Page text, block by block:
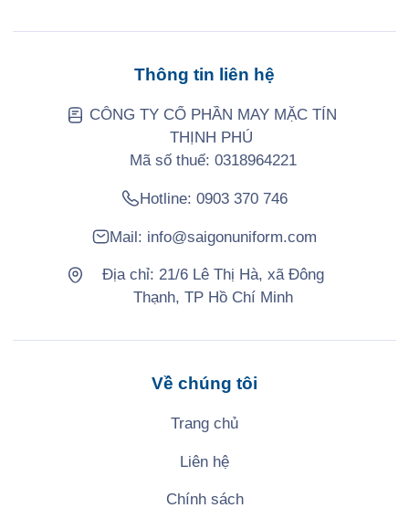
Thông tin liên hệ
CÔNG TY CỔ PHẦN MAY MẶC TÍN
THỊNH PHÚ
Mã số thuế: 0318964221
Hotline: 0903 370 746
Mail: info@saigonuniform.com
Địa chỉ: 21/6 Lê Thị Hà, xã Đông
Thạnh, TP Hồ Chí Minh
Về chúng tôi
Trang chủ
Liên hệ
Chính sách